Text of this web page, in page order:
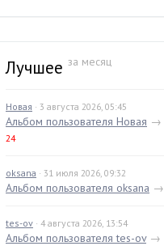
Лучшее за месяц
Новая · 3 августа 2026, 05:45
Альбом пользователя Новая →
24
oksana · 31 июля 2026, 09:32
Альбом пользователя oksana →
tes-ov · 4 августа 2026, 13:54
Альбом пользователя tes-ov→